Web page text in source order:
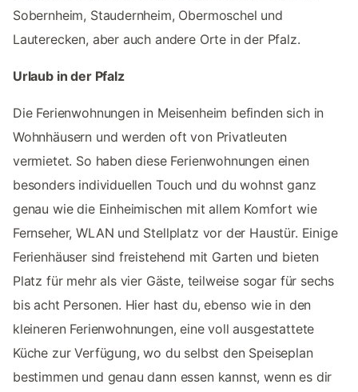
Sobernheim, Staudernheim, Obermoschel und
Lauterecken, aber auch andere Orte in der Pfalz.
Urlaub in der Pfalz
Die Ferienwohnungen in Meisenheim befinden sich in
Wohnhäusern und werden oft von Privatleuten
vermietet. So haben diese Ferienwohnungen einen
besonders individuellen Touch und du wohnst ganz
genau wie die Einheimischen mit allem Komfort wie
Fernseher, WLAN und Stellplatz vor der Haustür. Einige
Ferienhäuser sind freistehend mit Garten und bieten
Platz für mehr als vier Gäste, teilweise sogar für sechs
bis acht Personen. Hier hast du, ebenso wie in den
kleineren Ferienwohnungen, eine voll ausgestattete
Küche zur Verfügung, wo du selbst den Speiseplan
bestimmen und genau dann essen kannst, wenn es dir